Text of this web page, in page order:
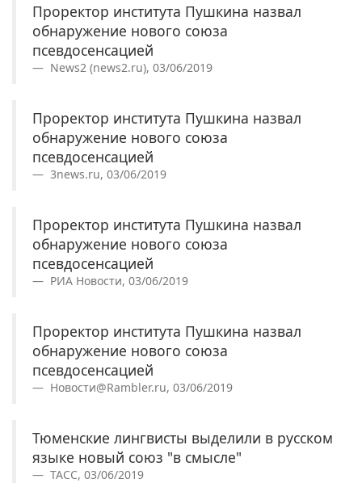
Проректор института Пушкина назвал
обнаружение нового союза
псевдосенсацией
News2 (news2.ru), 03/06/2019
Проректор института Пушкина назвал
обнаружение нового союза
псевдосенсацией
3news.ru, 03/06/2019
Проректор института Пушкина назвал
обнаружение нового союза
псевдосенсацией
РИА Новости, 03/06/2019
Проректор института Пушкина назвал
обнаружение нового союза
псевдосенсацией
Новости@Rambler.ru, 03/06/2019
Тюменские лингвисты выделили в русском
языке новый союз "в смысле"
ТАСС, 03/06/2019